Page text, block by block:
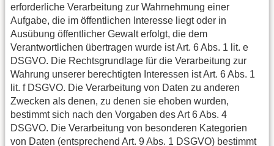
erforderliche Verarbeitung zur Wahrnehmung einer
Aufgabe, die im öffentlichen Interesse liegt oder in
Ausübung öffentlicher Gewalt erfolgt, die dem
Verantwortlichen übertragen wurde ist Art. 6 Abs. 1 lit. e
DSGVO. Die Rechtsgrundlage für die Verarbeitung zur
Wahrung unserer berechtigten Interessen ist Art. 6 Abs. 1
lit. f DSGVO. Die Verarbeitung von Daten zu anderen
Zwecken als denen, zu denen sie ehoben wurden,
bestimmt sich nach den Vorgaben des Art 6 Abs. 4
DSGVO. Die Verarbeitung von besonderen Kategorien
von Daten (entsprechend Art. 9 Abs. 1 DSGVO) bestimmt